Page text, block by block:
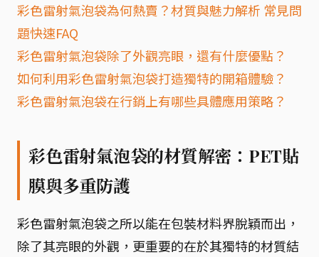
彩色雷射氣泡袋為何熱賣？材質與魅力解析 常見問
題快速FAQ
彩色雷射氣泡袋除了外觀亮眼，還有什麼優點？
如何利用彩色雷射氣泡袋打造獨特的開箱體驗？
彩色雷射氣泡袋在行銷上有哪些具體應用策略？
彩色雷射氣泡袋的材質解密：PET貼
膜與多重防護
彩色雷射氣泡袋之所以能在包裝材料界脫穎而出，
除了其亮眼的外觀，更重要的在於其獨特的材質結